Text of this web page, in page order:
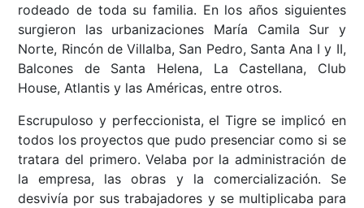
rodeado de toda su familia. En los años siguientes
surgieron las urbanizaciones María Camila Sur y
Norte, Rincón de Villalba, San Pedro, Santa Ana I y II,
Balcones de Santa Helena, La Castellana, Club
House, Atlantis y las Américas, entre otros.
Escrupuloso y perfeccionista, el Tigre se implicó en
todos los proyectos que pudo presenciar como si se
tratara del primero. Velaba por la administración de
la empresa, las obras y la comercialización. Se
desvivía por sus trabajadores y se multiplicaba para